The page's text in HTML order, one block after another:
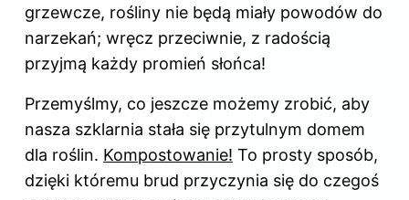
grzewcze, rośliny nie będą miały powodów do
narzekań; wręcz przeciwnie, z radością
przyjmą każdy promień słońca!
Przemyślmy, co jeszcze możemy zrobić, aby
nasza szklarnia stała się przytulnym domem
dla roślin. Kompostowanie! To prosty sposób,
dzięki któremu brud przyczynia się do czegoś